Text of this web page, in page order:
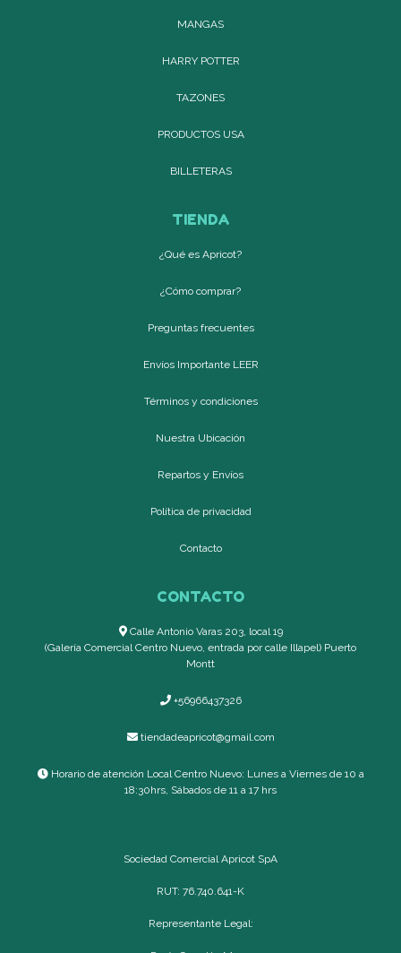
MANGAS
HARRY POTTER
TAZONES
PRODUCTOS USA
BILLETERAS
TIENDA
¿Qué es Apricot?
¿Cómo comprar?
Preguntas frecuentes
Envíos Importante LEER
Términos y condiciones
Nuestra Ubicación
Repartos y Envíos
Política de privacidad
Contacto
CONTACTO
Calle Antonio Varas 203, local 19
(Galería Comercial Centro Nuevo, entrada por calle Illapel) Puerto
Montt
+56966437326
tiendadeapricot@gmail.com
Horario de atención Local Centro Nuevo: Lunes a Viernes de 10 a
18:30hrs, Sábados de 11 a 17 hrs
Sociedad Comercial Apricot SpA
RUT: 76.740.641-K
Representante Legal: